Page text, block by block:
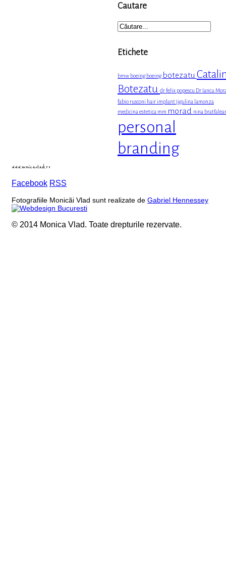
Cautare
Etichete
bmw boeing boeing botezatu
Botezatu dr felix popescu Dr Iancu
fabio rusconi hair implantjigulina lamonza
medicina estetica mm morad nina
personal
branding
www.monicavlad.ro
Facebook RSS
Fotografiile Monicăi Vlad sunt realizate de Gabriel Hennessey
© 2014 Monica Vlad. Toate drepturile rezervate.